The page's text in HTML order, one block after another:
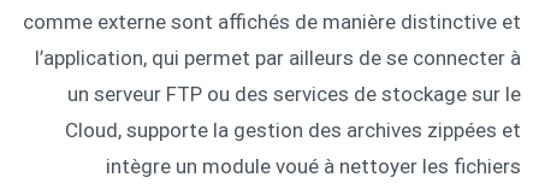
comme externe sont affichés de manière distinctive et
l’application, qui permet par ailleurs de se connecter à
un serveur FTP ou des services de stockage sur le
Cloud, supporte la gestion des archives zippées et
intègre un module voué à nettoyer les fichiers